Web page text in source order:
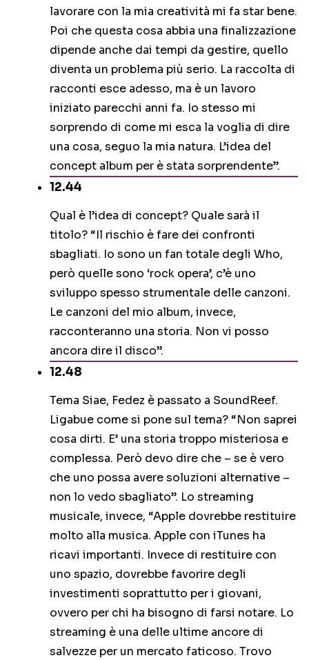
lavorare con la mia creatività mi fa star bene.
Poi che questa cosa abbia una finalizzazione
dipende anche dai tempi da gestire, quello
diventa un problema più serio. La raccolta di
racconti esce adesso, ma è un lavoro
iniziato parecchi anni fa. Io stesso mi
sorprendo di come mi esca la voglia di dire
una cosa, seguo la mia natura. L’idea del
concept album per è stata sorprendente”.
12.44
Qual è l’idea di concept? Quale sarà il
titolo? “Il rischio è fare dei confronti
sbagliati. Io sono un fan totale degli Who,
però quelle sono ‘rock opera’, c’è uno
sviluppo spesso strumentale delle canzoni.
Le canzoni del mio album, invece,
racconteranno una storia. Non vi posso
ancora dire il disco”.
12.48
Tema Siae, Fedez è passato a SoundReef.
Ligabue come si pone sul tema? “Non saprei
cosa dirti. E’ una storia troppo misteriosa e
complessa. Però devo dire che – se è vero
che uno possa avere soluzioni alternative –
non lo vedo sbagliato”. Lo streaming
musicale, invece, “Apple dovrebbe restituire
molto alla musica. Apple con iTunes ha
ricavi importanti. Invece di restituire con
uno spazio, dovrebbe favorire degli
investimenti soprattutto per i giovani,
ovvero per chi ha bisogno di farsi notare. Lo
streaming è una delle ultime ancore di
salvezze per un mercato faticoso. Trovo